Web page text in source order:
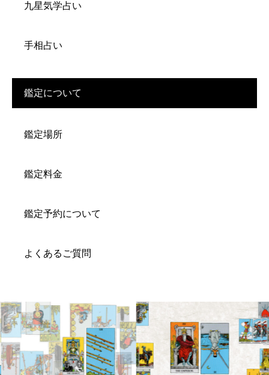
九星気学占い
手相占い
鑑定について
鑑定場所
鑑定料金
鑑定予約について
よくあるご質問